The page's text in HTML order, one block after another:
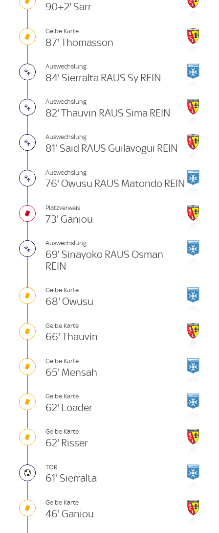
90+2' Sarr
Gelbe Karte
87' Thomasson
Auswechslung
84' Sierralta RAUS Sy REIN
Auswechslung
82' Thauvin RAUS Sima REIN
Auswechslung
81' Said RAUS Guilavogui REIN
Auswechslung
76' Owusu RAUS Matondo REIN
Platzverweis
73' Ganiou
Auswechslung
69' Sinayoko RAUS Osman
REIN
Gelbe Karte
68' Owusu
Gelbe Karte
66' Thauvin
Gelbe Karte
65' Mensah
Gelbe Karte
62' Loader
Gelbe Karte
62' Risser
TOR
61' Sierralta
Gelbe Karte
46' Ganiou